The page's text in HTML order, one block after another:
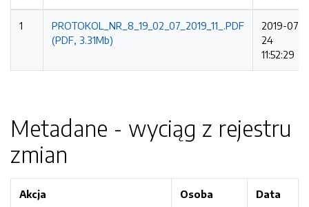
1
PROTOKOL_NR_8_19_02_07_2019_11_.PDF
(PDF, 3.31Mb)
2019-07-
24
11:52:29
Metadane - wyciąg z rejestru
zmian
Akcja Osoba Data